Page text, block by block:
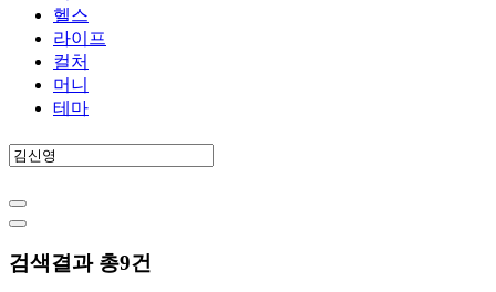
헬스
라이프
컬처
머니
테마
검색결과 총9건